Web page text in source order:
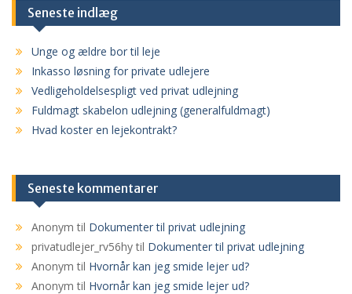
Seneste indlæg
Unge og ældre bor til leje
Inkasso løsning for private udlejere
Vedligeholdelsespligt ved privat udlejning
Fuldmagt skabelon udlejning (generalfuldmagt)
Hvad koster en lejekontrakt?
Seneste kommentarer
Anonym til Dokumenter til privat udlejning
privatudlejer_rv56hytil Dokumenter til privat udlejning
Anonym til Hvornår kan jeg smide lejer ud?
Anonym til Hvornår kan jeg smide lejer ud?